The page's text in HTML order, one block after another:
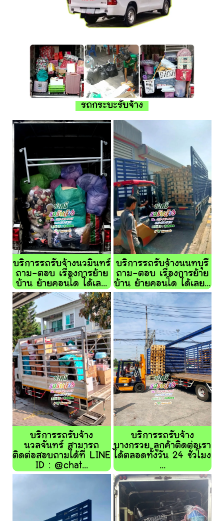
รถกระบะรับจ้าง
บริการรถรับจ้างนวมินทร์
ถาม-ตอบ เรื่องการย้าย
บ้าน ย้ายคอนโด ได้เล...
บริการรถรับจ้างนนทบุรี
ถาม-ตอบ เรื่องการย้าย
บ้าน ย้ายคอนโด ได้เลย...
บริการรถรับจ้าง
นวลจันทร์ สามารถ
ติดต่อสอบถามได้ที่ LINE
ID : @chat...
บริการรถรับจ้าง
บางกรวย ลูกค้าติดต่อเรา
ได้ตลอดทั้งวัน 24 ชั่วโมง
...